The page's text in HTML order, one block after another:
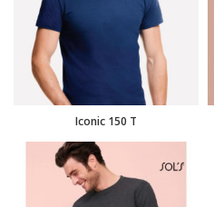
Iconic 150 T